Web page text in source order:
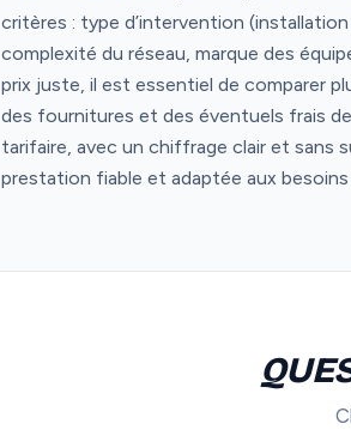
critères : type d’intervention
complexité du réseau, marque des
prix juste, il est essentiel de comparer
des fournitures et des éventuels frais
tarifaire, avec un chiffrage clair et sans
prestation fiable et adaptée aux